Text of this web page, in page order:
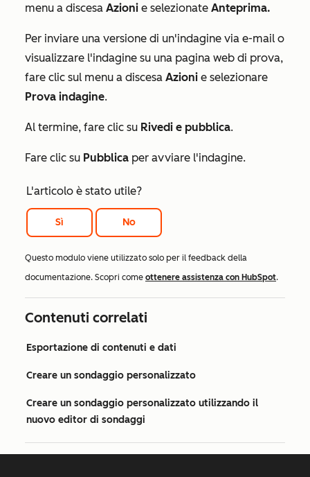
menu a discesa Azioni e selezionate Anteprima.
Per inviare una versione di un'indagine via e-mail o
visualizzare l'indagine su una pagina web di prova,
fare clic sul menu a discesa Azioni e selezionare
Prova indagine.
Al termine, fare clic su Rivedi e pubblica.
Fare clic su Pubblica per avviare l'indagine.
L'articolo è stato utile?
Sì No
Questo modulo viene utilizzato solo per il feedback della
documentazione. Scopri come ottenere assistenza con HubSpot.
Contenuti correlati
Esportazione di contenuti e dati
Creare un sondaggio personalizzato
Creare un sondaggio personalizzato utilizzando il
nuovo editor di sondaggi